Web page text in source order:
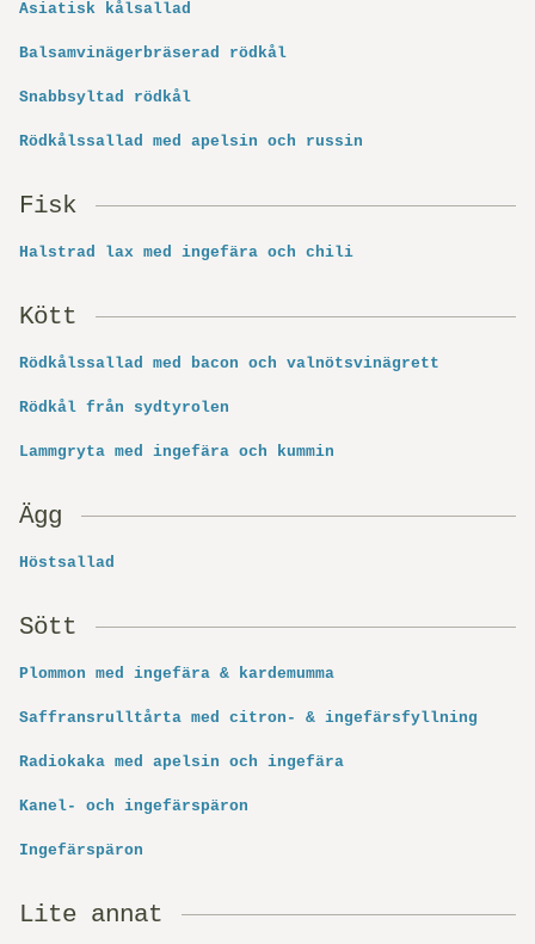
Asiatisk kålsallad
Balsamvinägerbräserad rödkål
Snabbsyltad rödkål
Rödkålssallad med apelsin och russin
Fisk
Halstrad lax med ingefära och chili
Kött
Rödkålssallad med bacon och valnötsvinägrett
Rödkål från sydtyrolen
Lammgryta med ingefära och kummin
Ägg
Höstsallad
Sött
Plommon med ingefära & kardemumma
Saffransrulltårta med citron- & ingefärsfyllning
Radiokaka med apelsin och ingefära
Kanel- och ingefärspäron
Ingefärspäron
Lite annat